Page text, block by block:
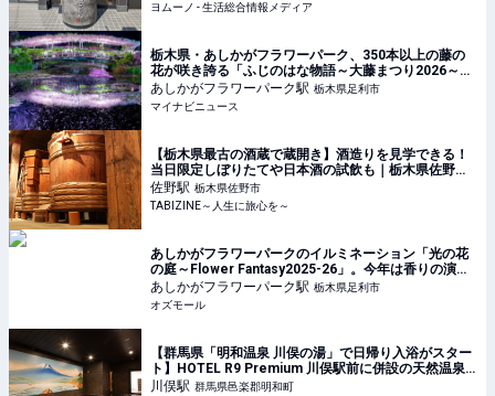
ヨムーノ - 生活総合情報メディア
栃木県・あしかがフラワーパーク、350本以上の藤の
花が咲き誇る「ふじのはな物語～大藤まつり2026～」
開催 - 夜間ライトアップも
あしかがフラワーパーク駅 栃木県足利市
マイナビニュース
【栃木県最古の酒蔵で蔵開き】酒造りを見学できる！
当日限定しぼりたてや日本酒の試飲も｜栃木県佐野市 |
TABIZINE～人生に旅心を～
佐野駅 栃木県佐野市
TABIZINE～人生に旅心を～
あしかがフラワーパークのイルミネーション「光の花
の庭～Flower Fantasy2025-26」。今年は香りの演出
も - OZmall
あしかがフラワーパーク駅 栃木県足利市
オズモール
【群馬県「明和温泉 川俣の湯」で日帰り入浴がスター
ト】HOTEL R9 Premium 川俣駅前に併設の天然温泉 |
TABIZINE～人生に旅心を～
川俣駅 群馬県邑楽郡明和町